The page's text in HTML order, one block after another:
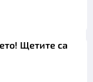
Щетите са